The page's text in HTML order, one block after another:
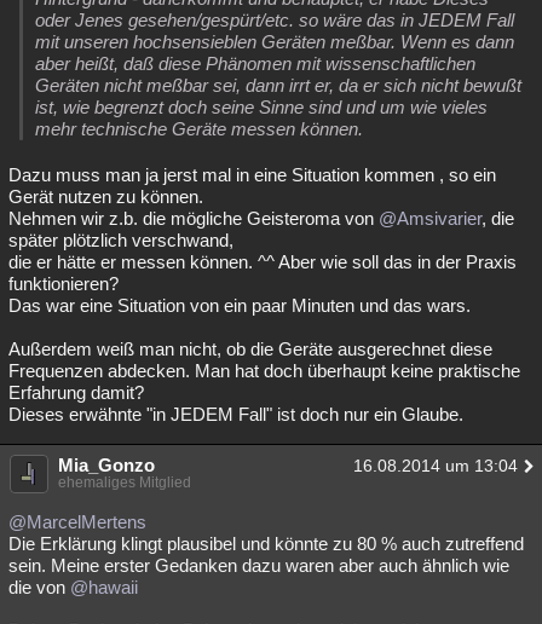
oder Jenes gesehen/gespürt/etc. so wäre das in JEDEM Fall
mit unseren hochsensieblen Geräten meßbar. Wenn es dann
aber heißt, daß diese Phänomen mit wissenschaftlichen
Geräten nicht meßbar sei, dann irrt er, da er sich nicht bewußt
ist, wie begrenzt doch seine Sinne sind und um wie vieles
mehr technische Geräte messen können.
Dazu muss man ja jerst mal in eine Situation kommen , so ein
Gerät nutzen zu können.
Nehmen wir z.b. die mögliche Geisteroma von @Amsivarier, die
später plötzlich verschwand,
die er hätte er messen können. ^^ Aber wie soll das in der Praxis
funktionieren?
Das war eine Situation von ein paar Minuten und das wars.
Außerdem weiß man nicht, ob die Geräte ausgerechnet diese
Frequenzen abdecken. Man hat doch überhaupt keine praktische
Erfahrung damit?
Dieses erwähnte "in JEDEM Fall" ist doch nur ein Glaube.
Mia_Gonzo 16.08.2014 um 13:04
ehemaliges Mitglied
@MarcelMertens
Die Erklärung klingt plausibel und könnte zu 80 % auch zutreffend
sein. Meine erster Gedanken dazu waren aber auch ähnlich wie
die von @hawaii